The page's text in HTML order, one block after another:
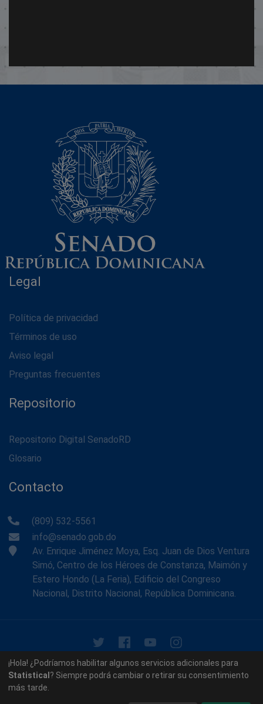
Legal
Política de privacidad
Términos de uso
Aviso legal
Preguntas frecuentes
Repositorio
Repositorio Digital SenadoRD
Glosario
Contacto
(809) 532-5561
info@senado.gob.do
Av. Enrique Jiménez Moya, Esq. Juan de Dios Ventura
Simó, Centro de los Héroes de Constanza, Maimón y
Estero Hondo (La Feria), Edificio del Congreso
Nacional, Distrito Nacional, República Dominicana.
© 2026 - Memoria Histórica del Senado de la República
Dominicana. Todos los derechos reservados.
¡Hola! ¿Podríamos habilitar algunos servicios adicionales para
Statistical ? Siempre podrá cambiar o retirar su consentimiento
más tarde.